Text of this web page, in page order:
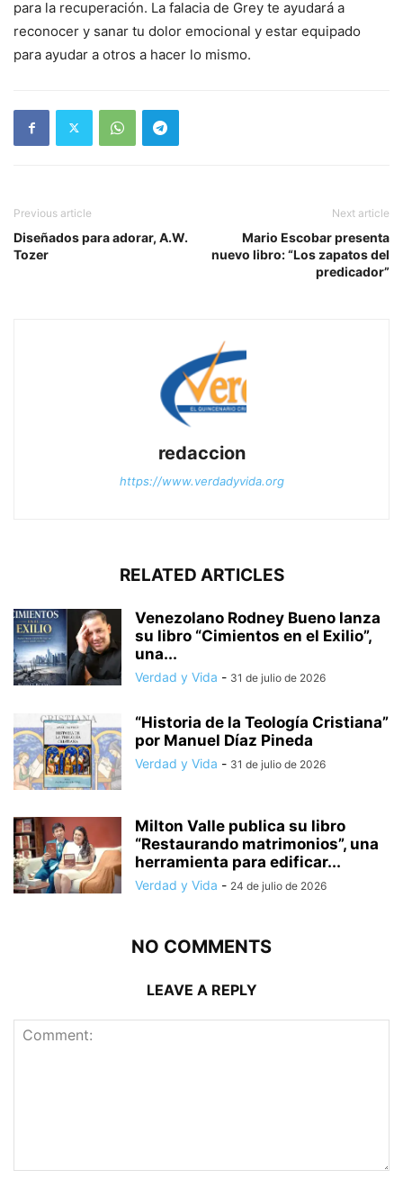
para la recuperación. La falacia de Grey te ayudará a
reconocer y sanar tu dolor emocional y estar equipado
para ayudar a otros a hacer lo mismo.
Previous article
Diseñados para adorar, A.W.
Tozer
Next article
Mario Escobar presenta
nuevo libro: “Los zapatos del
predicador”
redaccion
https://www.verdadyvida.org
RELATED ARTICLES
Venezolano Rodney Bueno lanza
su libro “Cimientos en el Exilio”,
una...
Verdad y Vida - 31 de julio de 2026
“Historia de la Teología Cristiana”
por Manuel Díaz Pineda
Verdad y Vida - 31 de julio de 2026
Milton Valle publica su libro
“Restaurando matrimonios”, una
herramienta para edificar...
Verdad y Vida - 24 de julio de 2026
NO COMMENTS
LEAVE A REPLY